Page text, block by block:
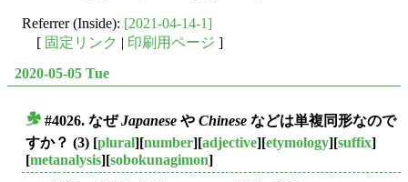
Referrer (Inside): [2021-04-14-1]
[ 固定リンク | 印刷用ページ ]
2020-05-05 Tue
#4026. なぜJapanese や Chinese などは単複同形なので
すか？ (3) [plural][number][adjective][etymology][suffix]
[metanalysis][sobokunagimon]